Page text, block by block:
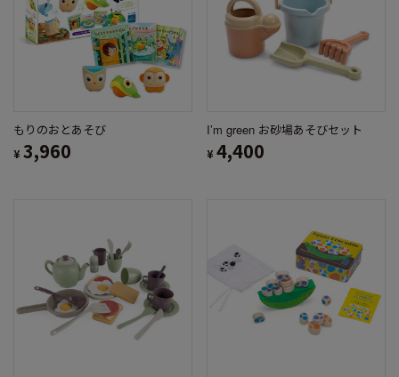
もりのおとあそび
¥ 3,960
I’m green お砂場あそびセット
¥ 4,400